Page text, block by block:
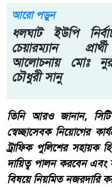
আরো পড়ুন
ধলঘাট ইউপি
চেয়ারম্যান
আলোচনায় মোঃ
চৌধুরী সানু
তিনি আরও জানান,
স্বেচ্ছাসেবক নিয়োগের
ট্রাফিক পুলিশের সহায়ক
দায়িত্ব পালন করবেন
বিষয়ে নিয়মিত নজরদারি